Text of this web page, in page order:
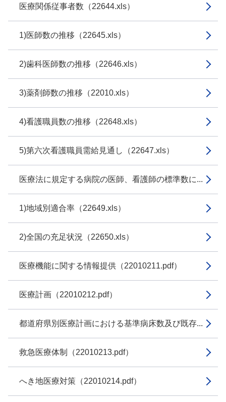
医療関係従事者数（22644.xls）
1)医師数の推移（22645.xls）
2)歯科医師数の推移（22646.xls）
3)薬剤師数の推移（22010.xls）
4)看護職員数の推移（22648.xls）
5)第六次看護職員需給見通し（22647.xls）
医療法に規定する病院の医師、看護師の標準数に...
1)地域別適合率（22649.xls）
2)全国の充足状況（22650.xls）
医療機能に関する情報提供（22010211.pdf）
医療計画（22010212.pdf）
都道府県別医療計画における基準病床数及び既存...
救急医療体制（22010213.pdf）
へき地医療対策（22010214.pdf）